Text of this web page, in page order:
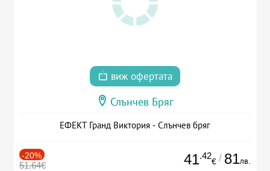
виж офертата
Слънчев Бряг
ЕФЕКТ Гранд Виктория - Слънчев бряг
-20%
51.64€ 41.42
€ / 81лв.